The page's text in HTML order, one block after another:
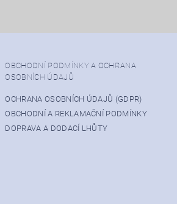
OBCHODNÍ PODMÍNKY A OCHRANA
OSOBNÍCH ÚDAJŮ
OCHRANA OSOBNÍCH ÚDAJŮ (GDPR)
OBCHODNÍ A REKLAMAČNÍ PODMÍNKY
DOPRAVA A DODACÍ LHŮTY